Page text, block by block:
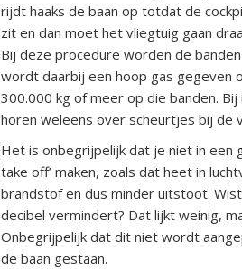
rijdt haaks de baan op totdat de
zit en dan moet het vliegtuig gaan
Bij deze procedure worden de
wordt daarbij een hoop gas gegeven
300.000 kg of meer op die banden.
horen weleens over scheurtjes bij de
Het is onbegrijpelijk dat je niet in een
take off’ maken, zoals dat heet in
brandstof en dus minder uitstoot.
decibel vermindert? Dat lijkt weinig,
Onbegrijpelijk dat dit niet wordt
de baan gestaan.